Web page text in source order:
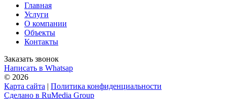
Главная
Услуги
О компании
Объекты
Контакты
Заказать звонок
Написать в Whatsap
© 2026
Карта сайта | Политика конфиденциальности
Сделано в RuMedia Group